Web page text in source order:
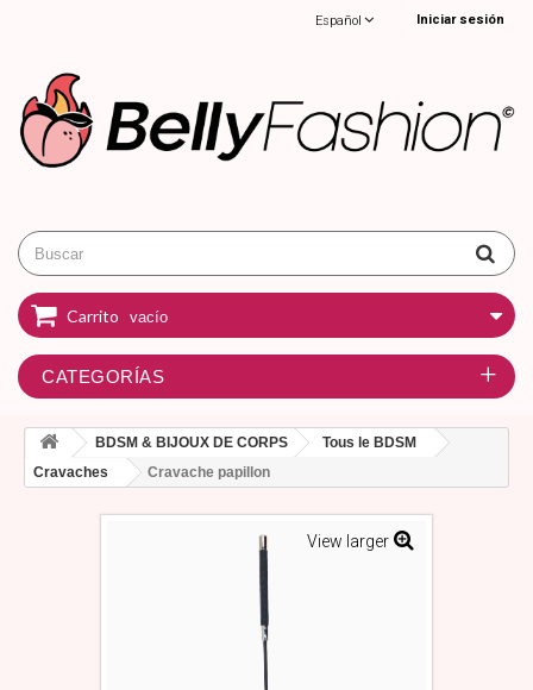
Iniciar sesión
Español
Carrito vacío
CATEGORÍAS
BDSM & BIJOUX DE CORPS
Tous le BDSM
Cravaches
Cravache papillon
View larger